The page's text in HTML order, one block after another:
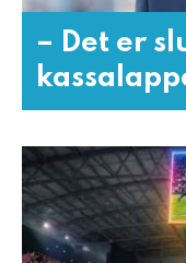
– Det er